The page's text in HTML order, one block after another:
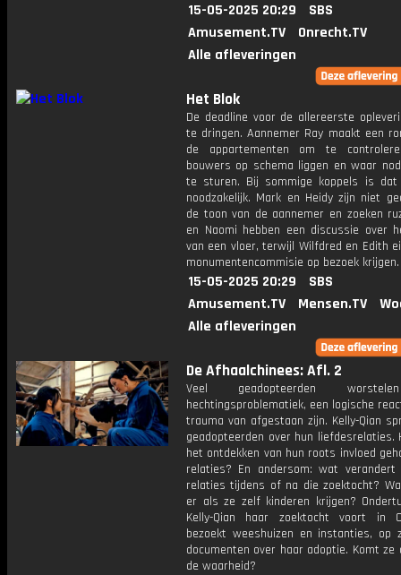
15-05-2025 20:29
SBS
Amusement.TV
Onrecht.TV
Alle afleveringen
Het Blok
De deadline voor de allereerste
te dringen. Aannemer Ray maakt een
de appartementen om te
bouwers op schema liggen en waar
te sturen. Bij sommige koppels is dat
noodzakelijk. Mark en Heidy zijn niet
de toon van de aannemer en zoeken
en Naomi hebben een discussie over
van een vloer, terwijl Wilfdred en Edith
monumentencommisie op bezoek krijgen.
15-05-2025 20:29
SBS
Amusement.TV
Mensen.TV
Alle afleveringen
De Afhaalchinees: Afl. 2
Veel geadopteerden
hechtingsproblematiek, een logische
trauma van afgestaan zijn. Kelly-Qian
geadopteerden over hun liefdesrelaties.
het ontdekken van hun roots invloed
relaties? En andersom: wat
relaties tijdens of na die zoektocht?
er als ze zelf kinderen krijgen?
Kelly-Qian haar zoektocht voort in
bezoekt weeshuizen en instanties, op
documenten over haar adoptie. Komt ze
de waarheid?